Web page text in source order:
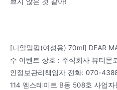
[디알맘팜(여성용) 70ml] DEAR
수 이벤트 상호 : 주식회사 뷰티몬
인정보관리책임자 전화: 070-
114 엠스테이트 B동 508호 사업